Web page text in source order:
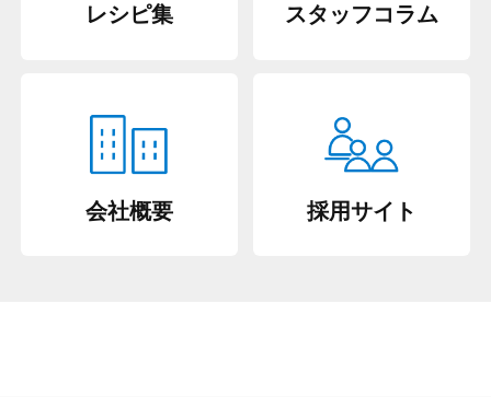
レシピ集 スタッフコラム
会社概要 採用サイト